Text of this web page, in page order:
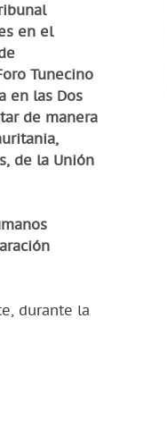
en el
Tunecino
en las Dos
de manera
de la Unión
durante la